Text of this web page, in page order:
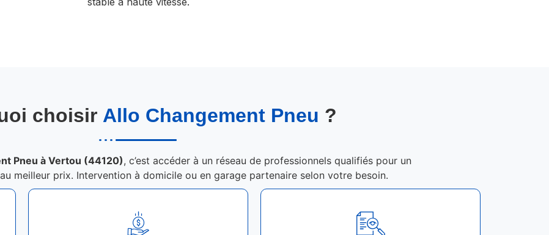
choisir Allo Changement Pneu ?
Pneu à Vertou (44120), c’est accéder à un réseau de professionnels qualifiés pour un
meilleur prix. Intervention à domicile ou en garage partenaire selon votre besoin.